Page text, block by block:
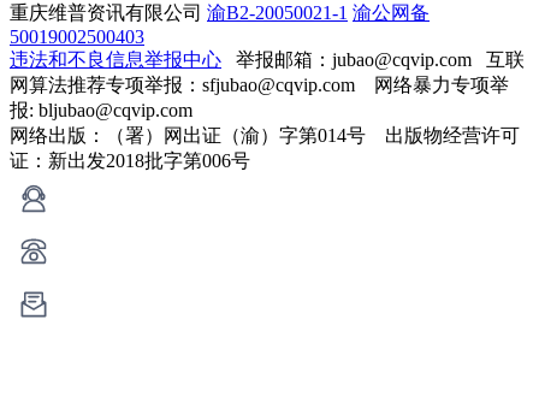
重庆维普资讯有限公司 渝B2-20050021-1 渝公网备
50019002500403
违法和不良信息举报中心 举报邮箱：jubao@cqvip.com 互联
网算法推荐专项举报：sfjubao@cqvip.com 网络暴力专项举
报: bljubao@cqvip.com
网络出版：（署）网出证（渝）字第014号 出版物经营许可
证：新出发2018批字第006号